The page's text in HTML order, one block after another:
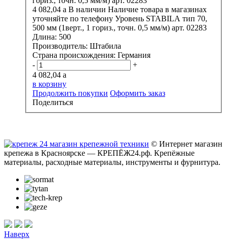
4 082,04 a В наличии Наличие товара в магазинах
уточняйте по телефону Уровень STABILA тип 70,
500 мм (1верт., 1 гориз., точн. 0,5 мм/м) арт. 02283
Длина: 500
Производитель: Штабила
Страна происхождения: Германия
-
+
4 082,04 a
в корзину
Продолжить покупки Оформить заказ
Поделиться
© Интернет магазин
крепежа в Красноярске — КРЕПЁЖ24.рф. Крепёжные
материалы, расходные материалы, инструменты и фурнитура.
Наверх